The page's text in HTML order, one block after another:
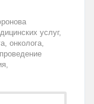
услуг,
онколога,